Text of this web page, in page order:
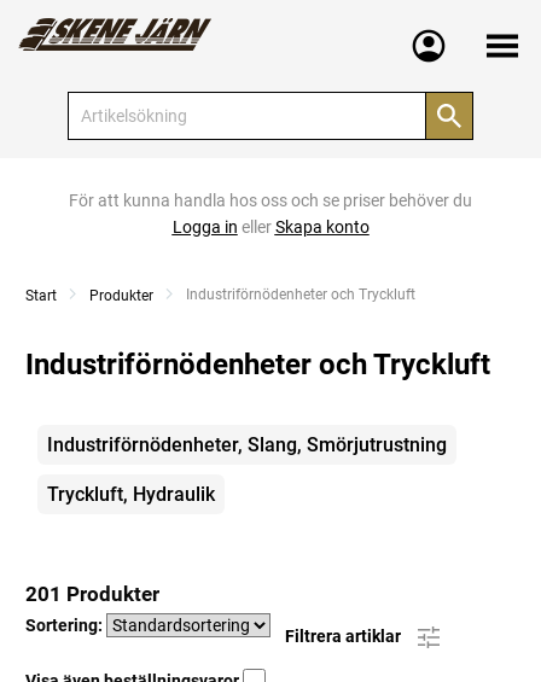
Meny
För att kunna handla hos oss och se priser behöver du
Logga in ellerSkapa konto
Start Produkter Current:
Industriförnödenheter och Tryckluft
Industriförnödenheter och Tryckluft
Kategorier
Industriförnödenheter, Slang, Smörjutrustning
Tryckluft, Hydraulik
201 Produkter
Sortering:
Filtrera artiklar